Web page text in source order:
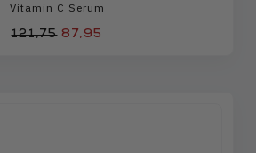
121,75 87,95
Vitamin C Serum